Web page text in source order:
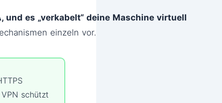
es „verkabelt“ deine Maschine virtuell
einzeln vor.
schützt